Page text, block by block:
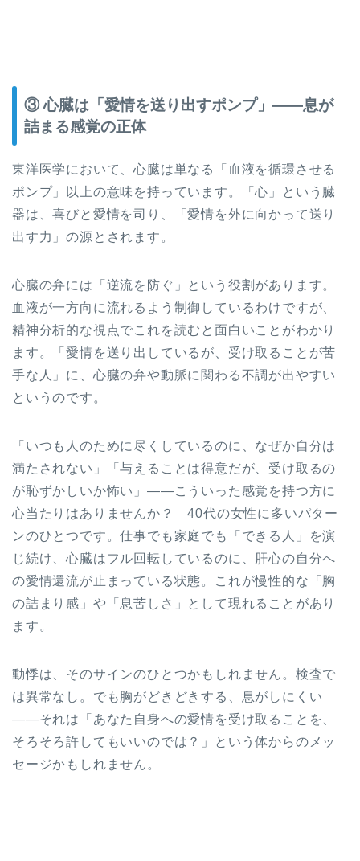
③ 心臓は「愛情を送り出すポンプ」——息が
詰まる感覚の正体
東洋医学において、心臓は単なる「血液を循環させる
ポンプ」以上の意味を持っています。「心」という臓
器は、喜びと愛情を司り、「愛情を外に向かって送り
出す力」の源とされます。
心臓の弁には「逆流を防ぐ」という役割があります。
血液が一方向に流れるよう制御しているわけですが、
精神分析的な視点でこれを読むと面白いことがわかり
ます。「愛情を送り出しているが、受け取ることが苦
手な人」に、心臓の弁や動脈に関わる不調が出やすい
というのです。
「いつも人のために尽くしているのに、なぜか自分は
満たされない」「与えることは得意だが、受け取るの
が恥ずかしいか怖い」——こういった感覚を持つ方に
心当たりはありませんか？ 40代の女性に多いパター
ンのひとつです。仕事でも家庭でも「できる人」を演
じ続け、心臓はフル回転しているのに、肝心の自分へ
の愛情還流が止まっている状態。これが慢性的な「胸
の詰まり感」や「息苦しさ」として現れることがあり
ます。
動悸は、そのサインのひとつかもしれません。検査で
は異常なし。でも胸がどきどきする、息がしにくい
——それは「あなた自身への愛情を受け取ることを、
そろそろ許してもいいのでは？」という体からのメッ
セージかもしれません。